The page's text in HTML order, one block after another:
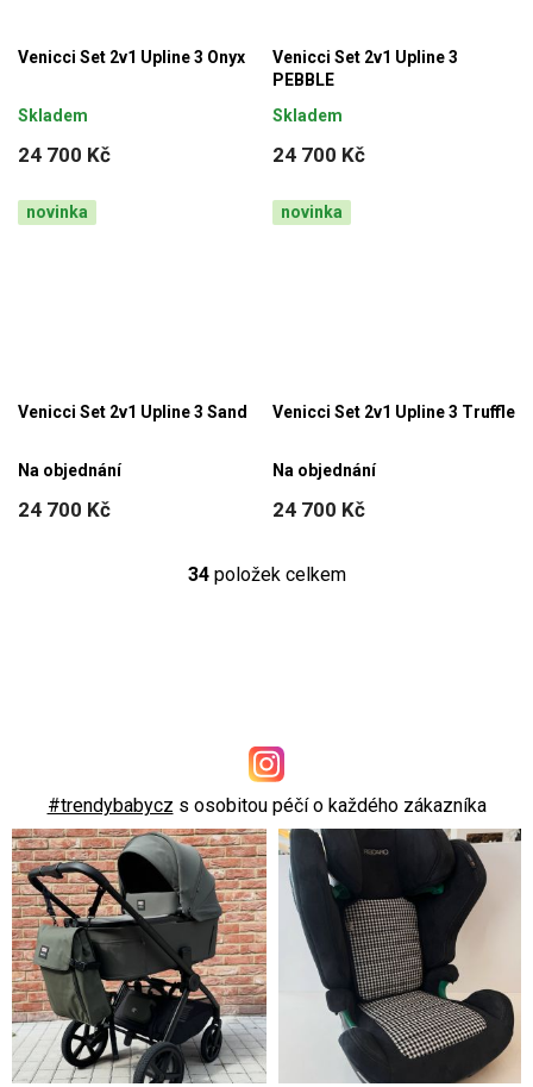
Venicci Set 2v1 Upline 3 Onyx
24 700 Kč
Skladem
Venicci Set 2v1 Upline 3
PEBBLE
24 700 Kč
Skladem
novinka
Venicci Set 2v1 Upline 3 Sand
24 700 Kč
Na objednání
novinka
Venicci Set 2v1 Upline 3 Truffle
24 700 Kč
Na objednání
O
c
í
p
r
v
k
y
v
ý
p
i
s
34položek celkem
#trendybabycz s osobitou péčí o každého zákazníka